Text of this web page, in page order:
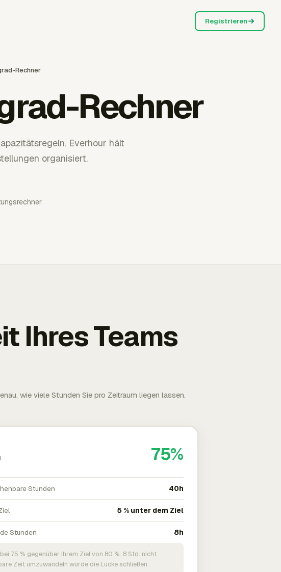
Registrieren
Rechner
Rechner
Everhour hält
organisiert.
Ihres Teams
wie viele Stunden Sie pro Zeitraum liegen lassen.
75%
Stunden 40h
5 % unter dem Ziel
Stunden 8h
75 % gegenüber Ihrem Ziel von 80 %. 8 Std. nicht
Zeit umzuwandeln würde die Lücke schließen.